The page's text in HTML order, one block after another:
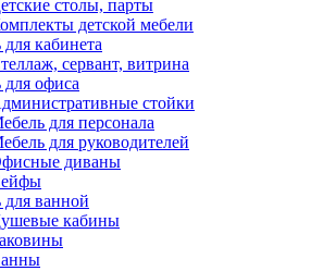
столы, парты
детской мебели
кабинета
сервант, витрина
офиса
стойки
для персонала
для руководителей
диваны
ванной
кабины